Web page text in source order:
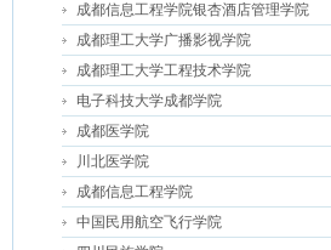
成都信息工程学院银杏酒店管理学院
成都理工大学广播影视学院
成都理工大学工程技术学院
电子科技大学成都学院
成都医学院
川北医学院
成都信息工程学院
中国民用航空飞行学院